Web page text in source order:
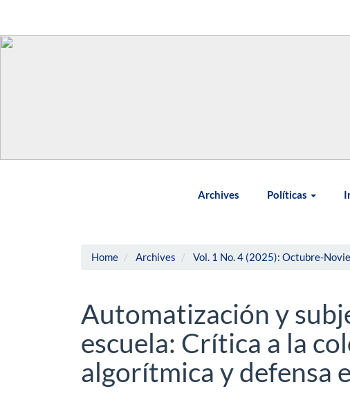
Main
Archives Políticas
Home Archives Vol. 1 No. 4 (2025): Octubre-
Automatización y
escuela: Crítica a la
algorítmica y defensa